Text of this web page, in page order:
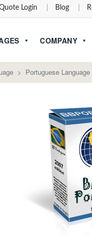
Login Blog
COMPANY
> Portuguese Language